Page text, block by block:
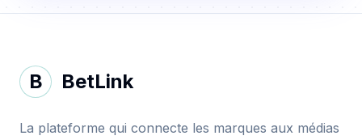
B BetLink
La plateforme qui connecte les marques aux médias